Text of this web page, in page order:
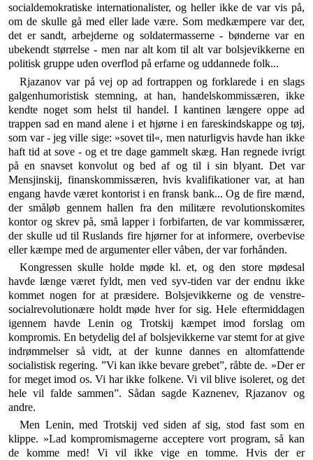
socialdemokratiske internationalister, og heller ikke de var vis på,
om de skulle gå med eller lade være. Som medkæmpere var der,
det er sandt, arbejderne og sol­datermasserne - bønderne var en
ubekendt størrelse - men nar alt kom til alt var bolsjevikkerne en
politisk gruppe uden overflod på erfarne og uddannede folk...
Rjazanov var på vej op ad fortrappen og forklarede i en slags
galgenhumoristisk stemning, at han, handels­kommissæren, ikke
kendte noget som helst til handel. I kantinen længere oppe ad
trappen sad en mand alene i et hjørne i en fareskindskappe og tøj,
som var - jeg ville sige: »sovet til«, men naturligvis havde han ikke
haft tid at sove - og et tre dage gammelt skæg. Han regnede ivrigt
på en snavset konvolut og bed af og til i sin blyant. Det var
Mensjinskij, finanskommissæren, hvis kvalifikationer var, at han
engang havde været kontorist i en fransk bank... Og de fire mænd,
der småløb gennem hallen fra den militære revolutions­komites
kontor og skrev på, små lapper i forbifarten, de var kommissærer,
der skulle ud til Ruslands fire hjørner for at informere, overbevise
eller kæmpe med de argumenter eller våben, der var forhånden.
Kongressen skulle holde møde kl. et, og den store mødesal
havde længe været fyldt, men ved syv-tiden var der endnu ikke
kommet nogen for at præsidere. Bolsjevikkerne og de venstre-
socialrevolutionære holdt møde hver for sig. Hele eftermiddagen
igennem havde Lenin og Trotskij kæmpet imod forslag om
kompromis. En betydelig del af bolsjevikkerne var stemt for at give
indrømmelser så vidt, at der kunne dannes en altom­fattende
socialistisk regering. ”Vi kan ikke bevare grebet”, råbte de. »Der er
for meget imod os. Vi har ikke folkene. Vi vil blive isoleret, og det
hele vil falde sammen”. Sådan sagde Kaznenev, Rjazanov og
andre.
Men Lenin, med Trotskij ved siden af sig, stod fast som en
klippe. »Lad kompromismagerne acceptere vort program, så kan
de komme med! Vi vil ikke vige en tomme. Hvis der er